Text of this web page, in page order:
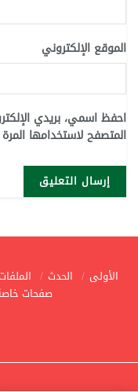
الموقع الإلكتروني
احفظ اسمي، بريدي
المتصفح لاستخدامها
الأولى الحدث
صفحات